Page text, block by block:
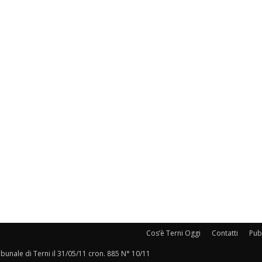
Cos’è Terni Oggi Contatti
di Terni il 31/05/11 cron. 885 N° 10/11